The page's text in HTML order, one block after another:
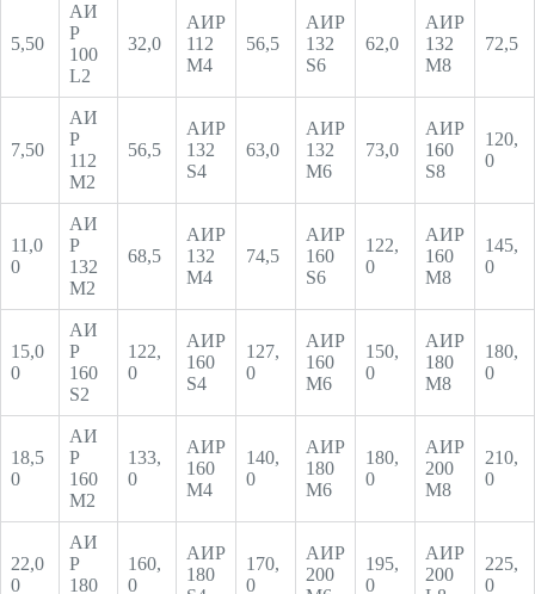
5,50
АИ
Р
100
L2
32,0
АИР
112
М4
56,5
АИР
132
S6
62,0
АИР
132
М8
72,5
7,50
АИ
Р
112
М2
56,5
АИР
132
S4
63,0
АИР
132
M6
73,0
АИР
160
S8
120,
0
11,0
0
АИ
Р
132
М2
68,5
АИР
132
М4
74,5
АИР
160
S6
122,
0
АИР
160
М8
145,
0
15,0
0
АИ
Р
160
S2
122,
0
АИР
160
S4
127,
0
АИР
160
М6
150,
0
АИР
180
М8
180,
0
18,5
0
АИ
Р
160
М2
133,
0
АИР
160
М4
140,
0
АИР
180
М6
180,
0
АИР
200
М8
210,
0
22,0
0
АИ
Р
180
160,
0
АИР
180
170,
0
АИР
200
195,
0
АИР
200
225,
0